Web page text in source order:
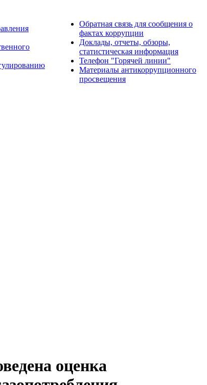
Обратная связь для сообщения о
фактах коррупции
Доклады, отчеты, обзоры,
статистическая информация
Телефон "Горячей линии"
Материалы антикоррупционного
просвещения
оценка